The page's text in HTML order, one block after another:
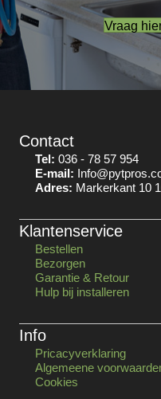
Vraag
Contact
Tel: 036 - 78 57 954
E-mail:
Adres: Markerkant 10
Klantenservice
Bestellen
Bezorgen
Garantie & Retour
Hulp bij installeren
Info
Pricacyverklaring
Algemeene
Cookies